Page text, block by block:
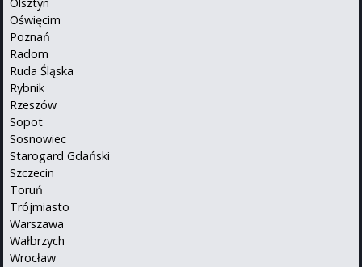
Oświęcim
Poznań
Radom
Ruda Śląska
Rybnik
Rzeszów
Sopot
Sosnowiec
Starogard Gdański
Szczecin
Toruń
Trójmiasto
Warszawa
Wałbrzych
Wrocław